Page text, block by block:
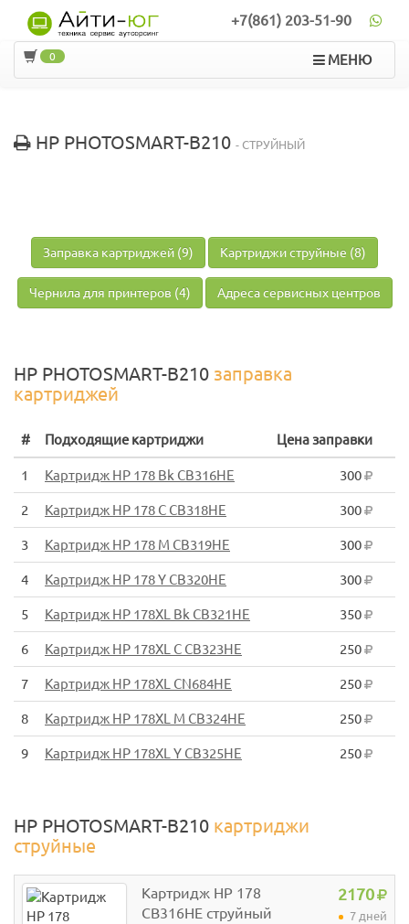
+7(861) 203-51-90
МЕНЮ
0
HP PHOTOSMART-B210 - СТРУЙНЫЙ
Заправка картриджей (9) Картриджи струйные (8)
Чернила для принтеров (4) Адреса сервисных центров
HP PHOTOSMART-B210 заправка
картриджей
# Подходящие картриджи Цена заправки
1 Картридж HP 178 Bk CB316HE 300
2 Картридж HP 178 C CB318HE 300
3 Картридж HP 178 M CB319HE 300
4 Картридж HP 178 Y CB320HE 300
5 Картридж HP 178XL Bk CB321HE 350
6 Картридж HP 178XL C CB323HE 250
7 Картридж HP 178XL CN684HE 250
8 Картридж HP 178XL M CB324HE 250
9 Картридж HP 178XL Y CB325HE 250
HP PHOTOSMART-B210 картриджи
струйные
Картридж HP 178
CB316HE струйный
2170
7 дней